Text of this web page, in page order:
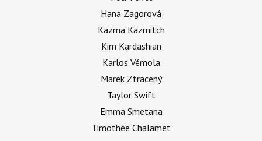
Hana Zagorová
Kazma Kazmitch
Kim Kardashian
Karlos Vémola
Marek Ztracený
Taylor Swift
Emma Smetana
Timothée Chalamet